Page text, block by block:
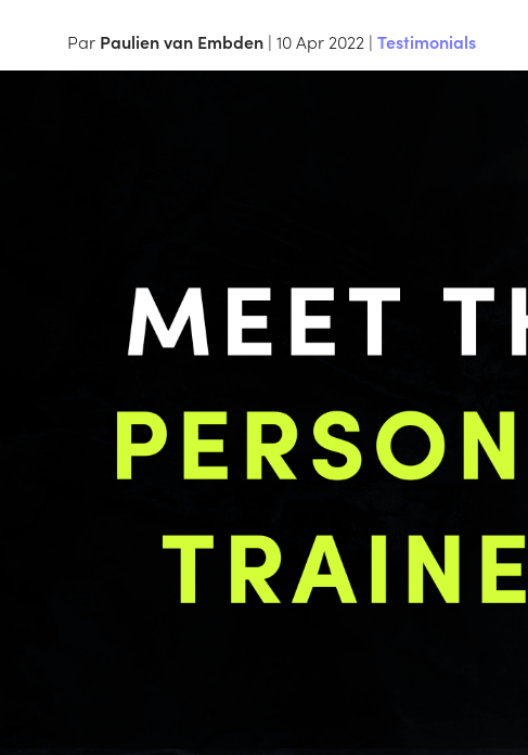
Par Paulien van Embden | 10 Apr 2022 | Testimonials